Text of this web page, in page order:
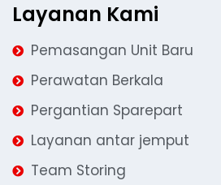
Layanan Kami
Pemasangan Unit Baru
Perawatan Berkala
Pergantian Sparepart
Layanan antar jemput
Team Storing